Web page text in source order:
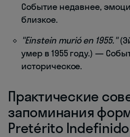
Событие недавнее,
близкое.
"Einstein murió en 1955."
умер в 1955 году.) —
историческое.
Практические
запоминания
Pretérito Indefinido